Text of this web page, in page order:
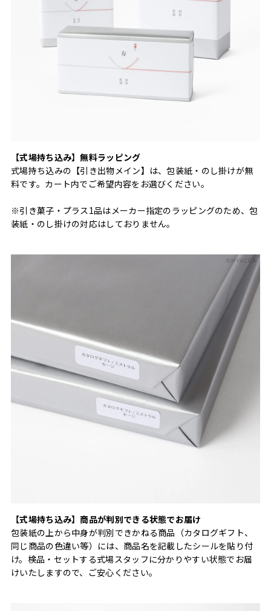
【式場持ち込み】無料ラッピング
式場持ち込みの【引き出物メイン】は、包装紙・のし掛けが無
料です。カート内でご希望内容をお選びください。
※引き菓子・プラス1品はメーカー指定のラッピングのため、包
装紙・のし掛けの対応はしておりません。
【式場持ち込み】商品が判別できる状態でお届け
包装紙の上から中身が判別できかねる商品（カタログギフト、
同じ商品の色違い等）には、商品名を記載したシールを貼り付
け。検品・セットする式場スタッフに分かりやすい状態でお届
けいたしますので、ご安心ください。